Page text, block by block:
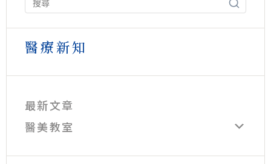
醫療新知
最新文章
醫美教室